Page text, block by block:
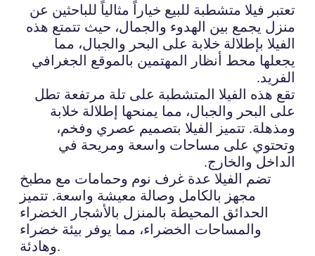
تعتبر فيلا متشطبة للبيع خياراً مثالياً للباحثين عن
منزل يجمع بين الهدوء والجمال، حيث تتمتع هذه
الفيلا بإطلالة خلابة على البحر والجبال، مما
يجعلها محط أنظار المهتمين بالموقع الجغرافي
الفريد.
تقع هذه الفيلا المتشطبة على تلة مرتفعة تطل
على البحر والجبال، مما يمنحها إطلالة خلابة
ومذهلة. تتميز الفيلا بتصميم عصري وفخم،
وتحتوي على مساحات واسعة ومريحة في
الداخل والخارج.
تضم الفيلا عدة غرف نوم وحمامات مع مطبخ
مجهز بالكامل وصالة معيشة واسعة. تتميز
الحدائق المحيطة بالمنزل بالأشجار الخضراء
والمساحات الخضراء، مما يوفر بيئة خضراء
وهادئة.